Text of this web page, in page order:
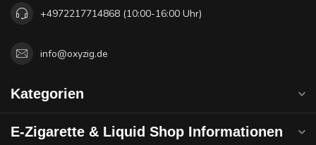
+4972217714868 (10:00-16:00 Uhr)
info@oxyzig.de
Kategorien
E-Zigarette & Liquid Shop Informationen